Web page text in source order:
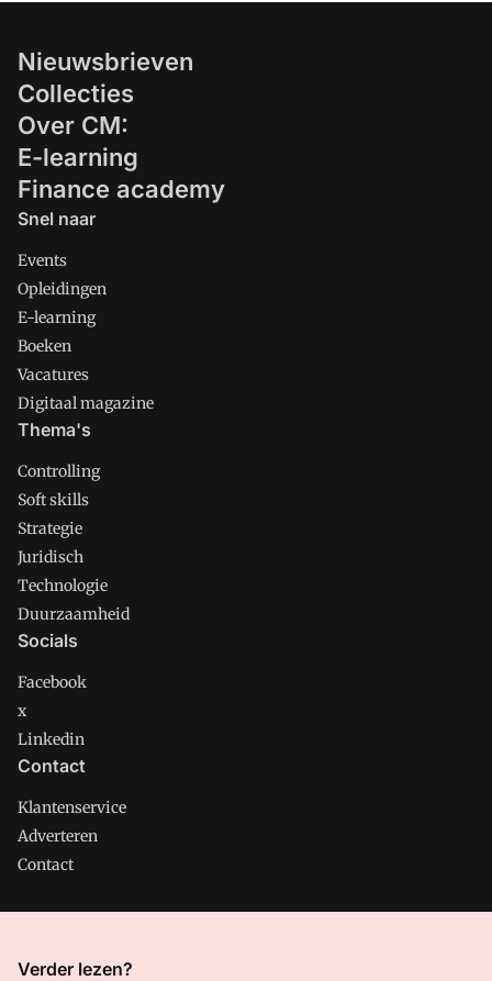
Nieuwsbrieven
Collecties
Over CM:
E-learning
Finance academy
Snel naar
Events
Opleidingen
E-learning
Boeken
Vacatures
Digitaal magazine
Thema's
Controlling
Soft skills
Strategie
Juridisch
Technologie
Duurzaamheid
Socials
Facebook
x
Linkedin
Contact
Klantenservice
Adverteren
Contact
CMweb is onderdeel van VMN media. Lees in
Verder lezen?